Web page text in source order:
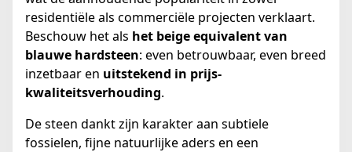
residentiële als commerciële projecten verklaart.
Beschouw het als het beige equivalent van
blauwe hardsteen: even betrouwbaar, even breed
inzetbaar en uitstekend in prijs-
kwaliteitsverhouding.
De steen dankt zijn karakter aan subtiele
fossielen, fijne natuurlijke aders en een